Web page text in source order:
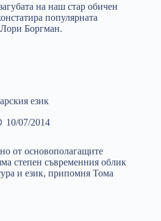
на наш стар обичен
популярната
Боргман.
език
10/07/2014
от основополагащите
степен съвременния облик
и език, припомня Тома